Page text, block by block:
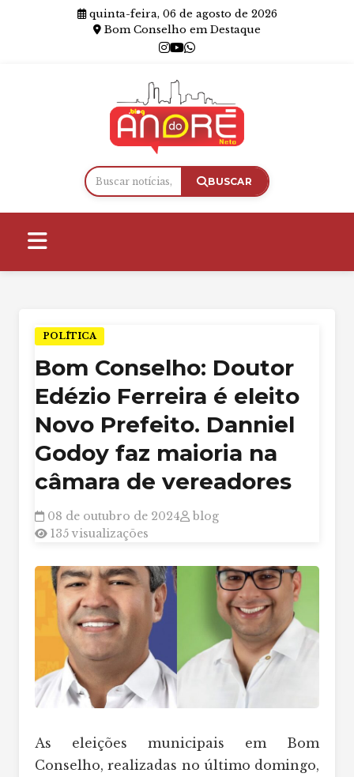
quinta-feira, 06 de agosto de 2026
Bom Conselho em Destaque
BUSCAR
POLÍTICA
Bom Conselho: Doutor
Edézio Ferreira é eleito
Novo Prefeito. Danniel
Godoy faz maioria na
câmara de vereadores
08 de outubro de 2024
blog
135 visualizações
As eleições municipais em Bom
Conselho, realizadas no último domingo,